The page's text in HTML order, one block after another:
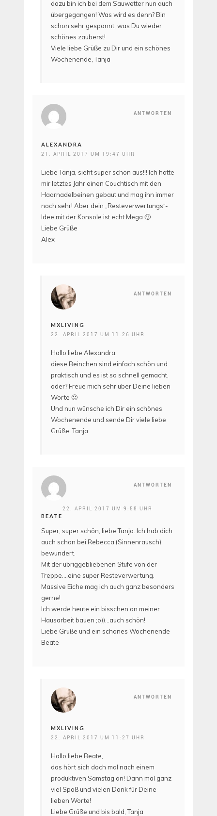
dazu bin ich bei dem Sauwetter nun auch
übergegangen! Was wird es denn? Bin
schon sehr gespannt, was Du wieder
schönes zauberst!
Viele liebe Grüße zu Dir und ein schönes
Wochenende, Tanja
ANTWORTEN
ALEXANDRA
21. APRIL 2017 UM 19:47 UHR
Liebe Tanja, sieht super schön aus!!! Ich hatte
mir letztes Jahr einen Couchtisch mit den
Haarnadelbeinen gebaut und mag ihn immer
noch sehr! Aber dein „Resteverwertungs“-
Idee mit der Konsole ist echt Mega 🙂
Liebe Grüße
Alex
ANTWORTEN
MXLIVING
22. APRIL 2017 UM 11:26 UHR
Hallo liebe Alexandra,
diese Beinchen sind einfach schön und
praktisch und es ist so schnell gemacht,
oder? Freue mich sehr über Deine lieben
Worte 🙂
Und nun wünsche ich Dir ein schönes
Wochenende und sende Dir viele liebe
Grüße, Tanja
ANTWORTEN
BEATE
22. APRIL 2017 UM 9:58 UHR
Super, super schön, liebe Tanja. Ich hab dich
auch schon bei Rebecca (Sinnenrausch)
bewundert.
Mit der übriggebliebenen Stufe von der
Treppe….eine super Resteverwertung.
Massive Eiche mag ich auch ganz besonders
gerne!
Ich werde heute ein bisschen an meiner
Hausarbeit bauen ;o))…auch schön!
Liebe Grüße und ein schönes Wochenende
Beate
ANTWORTEN
MXLIVING
22. APRIL 2017 UM 11:27 UHR
Hallo liebe Beate,
das hört sich doch mal nach einem
produktiven Samstag an! Dann mal ganz
viel Spaß und vielen Dank für Deine
lieben Worte!
Liebe Grüße und bis bald, Tanja